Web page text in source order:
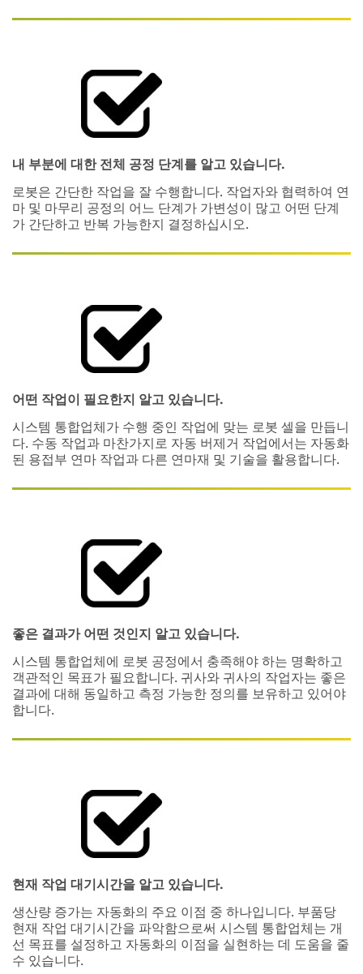
내 부분에 대한 전체 공정 단계를 알고 있습니다.
로봇은 간단한 작업을 잘 수행합니다. 작업자와 협력하여 연
마 및 마무리 공정의 어느 단계가 가변성이 많고 어떤 단계
가 간단하고 반복 가능한지 결정하십시오.
어떤 작업이 필요한지 알고 있습니다.
시스템 통합업체가 수행 중인 작업에 맞는 로봇 셀을 만듭니
다. 수동 작업과 마찬가지로 자동 버제거 작업에서는 자동화
된 용접부 연마 작업과 다른 연마재 및 기술을 활용합니다.
좋은 결과가 어떤 것인지 알고 있습니다.
시스템 통합업체에 로봇 공정에서 충족해야 하는 명확하고
객관적인 목표가 필요합니다. 귀사와 귀사의 작업자는 좋은
결과에 대해 동일하고 측정 가능한 정의를 보유하고 있어야
합니다.
현재 작업 대기시간을 알고 있습니다.
생산량 증가는 자동화의 주요 이점 중 하나입니다. 부품당
현재 작업 대기시간을 파악함으로써 시스템 통합업체는 개
선 목표를 설정하고 자동화의 이점을 실현하는 데 도움을 줄
수 있습니다.